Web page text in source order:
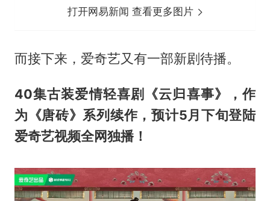
打开网易新闻 查看更多图片
而接下来，爱奇艺又有一部新剧待播。
40集古装爱情轻喜剧《云归喜事》，作
为《唐砖》系列续作，预计5月下旬登陆
爱奇艺视频全网独播！